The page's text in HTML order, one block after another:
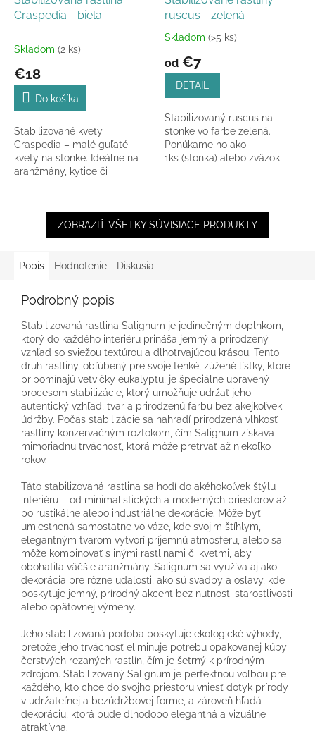
Craspedia - biela
Skladom (2 ks)
€18
Do košíka
Stabilizované kvety
Craspedia – malé guľaté
kvety na stonke. Ideálne na
aranžmány, kytice či
ruscus - zelená
Priemerné
produktu
5
hviezdičiek.
Skladom (>5 ks)
od €7
DETAIL
Stabilizovaný ruscus na
stonke vo farbe zelená.
Ponúkame ho ako
1ks (stonka) alebo zväzok
ZOBRAZIŤ VŠETKY SÚVISIACE PRODUKTY
Popis Hodnotenie Diskusia
Podrobný popis
Stabilizovaná rastlina Salignum je jedinečným doplnkom,
ktorý do každého interiéru prináša jemný a prirodzený
vzhľad so sviežou textúrou a dlhotrvajúcou krásou. Tento
druh rastliny, obľúbený pre svoje tenké, zúžené lístky, ktoré
pripomínajú vetvičky eukalyptu, je špeciálne upravený
procesom stabilizácie, ktorý umožňuje udržať jeho
autentický vzhľad, tvar a prirodzenú farbu bez akejkoľvek
údržby. Počas stabilizácie sa nahradí prirodzená vlhkosť
rastliny konzervačným roztokom, čím Salignum získava
mimoriadnu trvácnosť, ktorá môže pretrvať až niekoľko
rokov.
Táto stabilizovaná rastlina sa hodí do akéhokoľvek štýlu
interiéru – od minimalistických a moderných priestorov až
po rustikálne alebo industriálne dekorácie. Môže byť
umiestnená samostatne vo váze, kde svojim štíhlym,
elegantným tvarom vytvorí príjemnú atmosféru, alebo sa
môže kombinovať s inými rastlinami či kvetmi, aby
obohatila väčšie aranžmány. Salignum sa využíva aj ako
dekorácia pre rôzne udalosti, ako sú svadby a oslavy, kde
poskytuje jemný, prírodný akcent bez nutnosti starostlivosti
alebo opätovnej výmeny.
Jeho stabilizovaná podoba poskytuje ekologické výhody,
pretože jeho trvácnosť eliminuje potrebu opakovanej kúpy
čerstvých rezaných rastlín, čím je šetrný k prírodným
zdrojom. Stabilizovaný Salignum je perfektnou voľbou pre
každého, kto chce do svojho priestoru vniesť dotyk prírody
v udržateľnej a bezúdržbovej forme, a zároveň hľadá
dekoráciu, ktorá bude dlhodobo elegantná a vizuálne
atraktívna.